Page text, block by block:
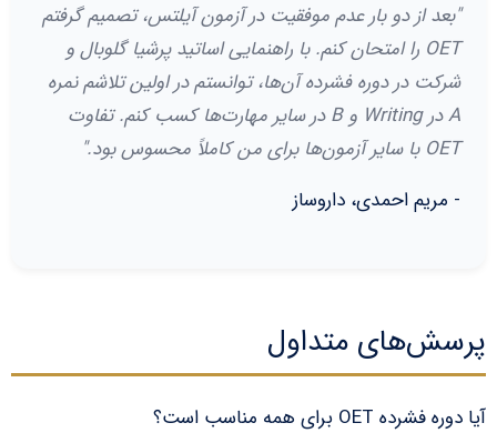
"بعد از دو بار عدم موفقیت در آزمون آیلتس، تصمیم گرفتم
OET را امتحان کنم. با راهنمایی اساتید پرشیا گلوبال و
شرکت در دوره فشرده آن‌ها، توانستم در اولین تلاشم نمره
A در Writing و B در سایر مهارت‌ها کسب کنم. تفاوت
OET با سایر آزمون‌ها برای من کاملاً محسوس بود."
- مریم احمدی، داروساز
پرسش‌های متداول
آیا دوره فشرده OET برای همه مناسب است؟